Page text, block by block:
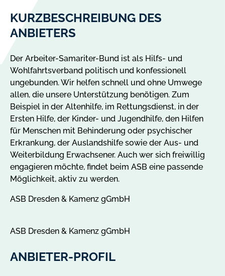
KURZBESCHREIBUNG DES
ANBIETERS
Der Arbeiter-Samariter-Bund ist als Hilfs- und
Wohlfahrtsverband politisch und konfessionell
ungebunden. Wir helfen schnell und ohne Umwege
allen, die unsere Unterstützung benötigen. Zum
Beispiel in der Altenhilfe, im Rettungsdienst, in der
Ersten Hilfe, der Kinder- und Jugendhilfe, den Hilfen
für Menschen mit Behinderung oder psychischer
Erkrankung, der Auslandshilfe sowie der Aus- und
Weiterbildung Erwachsener. Auch wer sich freiwillig
engagieren möchte, findet beim ASB eine passende
Möglichkeit, aktiv zu werden.
ASB Dresden & Kamenz gGmbH
ASB Dresden & Kamenz gGmbH
ANBIETER-PROFIL